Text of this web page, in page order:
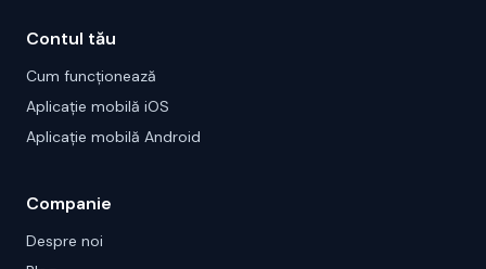
Contul tău
Cum funcționează
Aplicație mobilă iOS
Aplicație mobilă Android
Companie
Despre noi